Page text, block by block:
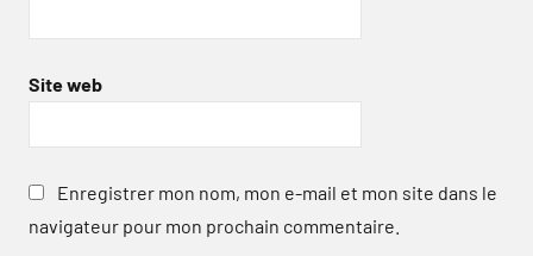
Site web
Enregistrer mon nom, mon e-mail et mon site dans le
navigateur pour mon prochain commentaire.